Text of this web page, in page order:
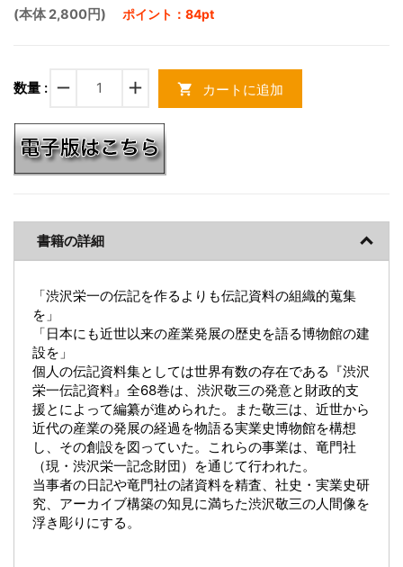
(本体 2,800円) ポイント：84pt
数量 : remove add shopping_cart カートに追加
書籍の詳細
「渋沢栄一の伝記を作るよりも伝記資料の組織的蒐集
を」
「日本にも近世以来の産業発展の歴史を語る博物館の建
設を」
個人の伝記資料集としては世界有数の存在である『渋沢
栄一伝記資料』全68巻は、渋沢敬三の発意と財政的支
援とによって編纂が進められた。また敬三は、近世から
近代の産業の発展の経過を物語る実業史博物館を構想
し、その創設を図っていた。これらの事業は、竜門社
（現・渋沢栄一記念財団）を通じて行われた。
当事者の日記や竜門社の諸資料を精査、社史・実業史研
究、アーカイブ構築の知見に満ちた渋沢敬三の人間像を
浮き彫りにする。